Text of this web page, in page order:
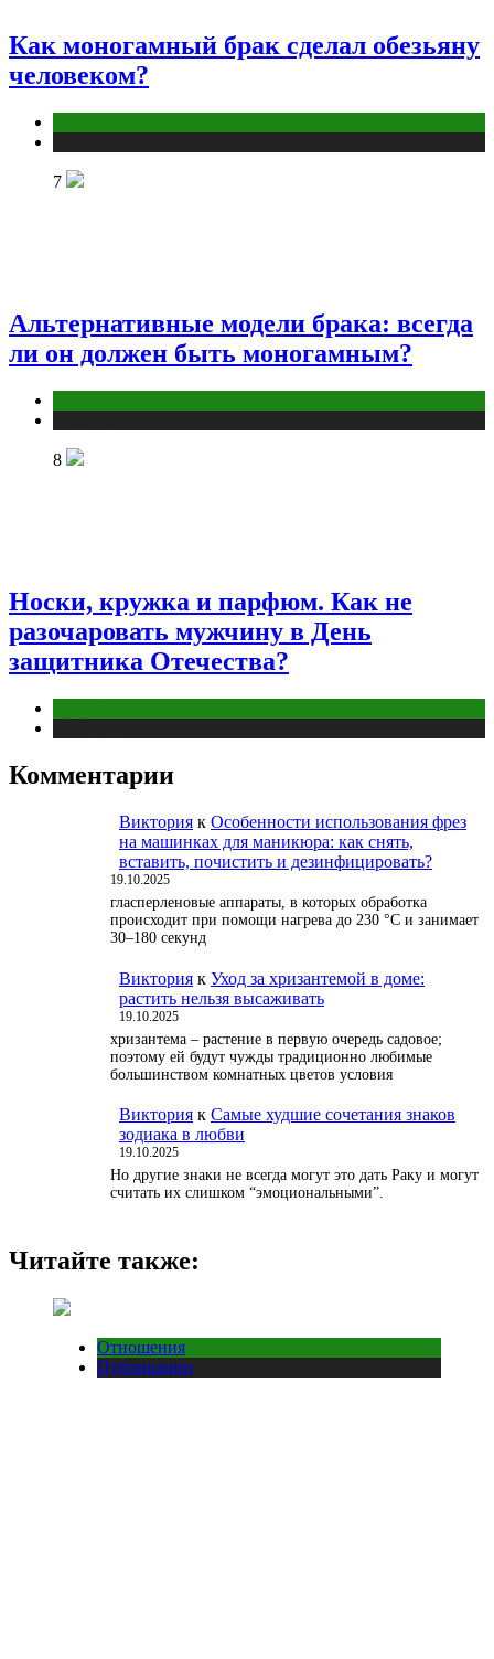
Как моногамный брак сделал обезьяну
человеком?
7
Альтернативные модели брака: всегда
ли он должен быть моногамным?
8
Носки, кружка и парфюм. Как не
разочаровать мужчину в День
защитника Отечества?
Комментарии
Виктория к Особенности использования фрез
на машинках для маникюра: как снять,
вставить, почистить и дезинфицировать?
19.10.2025
гласперленовые аппараты, в которых обработка
происходит при помощи нагрева до 230 °С и занимает
30–180 секунд
Виктория к Уход за хризантемой в доме:
растить нельзя высаживать
19.10.2025
хризантема – растение в первую очередь садовое;
поэтому ей будут чужды традиционно любимые
большинством комнатных цветов условия
Виктория к Самые худшие сочетания знаков
зодиака в любви
19.10.2025
Но другие знаки не всегда могут это дать Раку и могут
считать их слишком “эмоциональными”.
Читайте также:
Отношения
Публикации